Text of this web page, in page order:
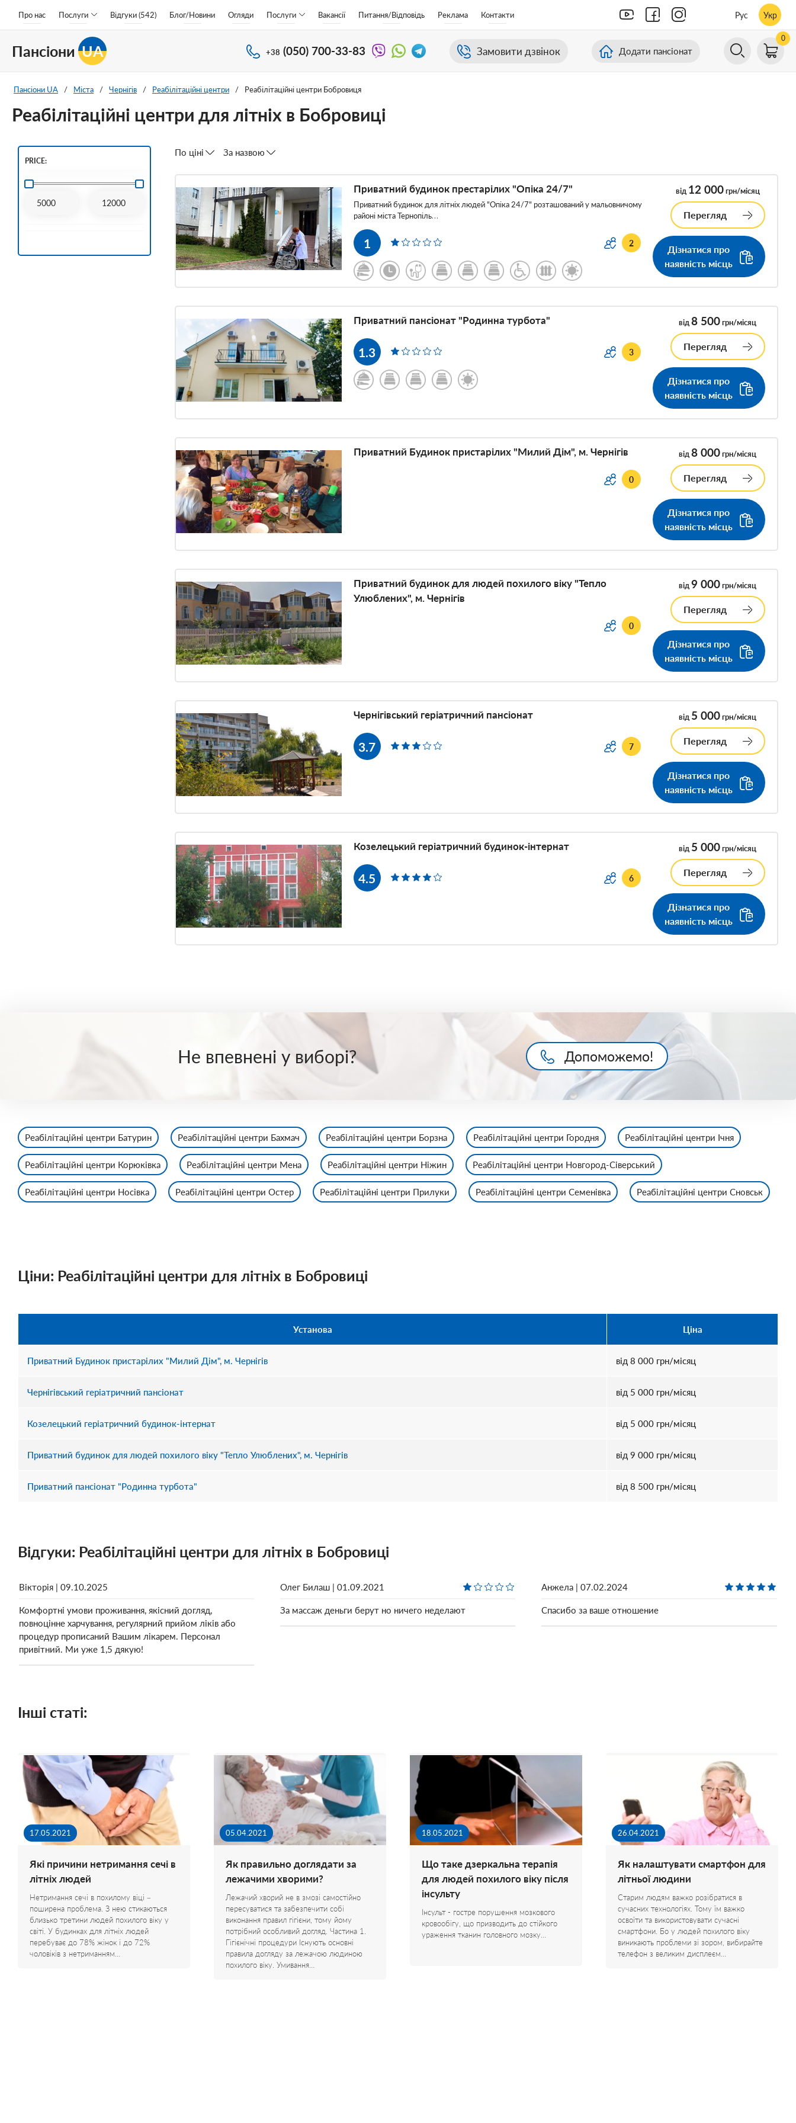
Про нас Послуги Відгуки (542) Блог/Новини Огляди Послуги Вакансії Питання/Відповідь Реклама Контакти Рус Укр
Пансіони UA +38 (050) 700-33-83 Замовити дзвінок Додати пансіонат
0
Пансіони UA / Міста / Чернігів / Реабілітаційні центри / Реабілітаційні центри Бобровиця
Реабілітаційні центри для літніх в Бобровиці
PRICE:
По ціні За назвою
Приватний будинок престарілих "Опіка 24/7"
Приватний будинок для літніх людей "Опіка 24/7" розташований у мальовничому
районі міста Тернопіль…
1 2
від 12 000грн/місяц
Перегляд
Дізнатися про
наявність місць
Приватний пансіонат "Родинна турбота"
1.3 3
від8 500грн/місяц
Перегляд
Дізнатися про
наявність місць
Приватний Будинок пристарілих "Милий Дім", м. Чернігів
0
від8 000грн/місяц
Перегляд
Дізнатися про
наявність місць
Приватний будинок для людей похилого віку "Тепло
Улюблених", м. Чернігів
0
від9 000грн/місяц
Перегляд
Дізнатися про
наявність місць
Чернігівський геріатричний пансіонат
3.7 7
від 5 000грн/місяц
Перегляд
Дізнатися про
наявність місць
Козелецький геріатричний будинок-інтернат
4.5 6
від 5 000грн/місяц
Перегляд
Дізнатися про
наявність місць
Не впевнені у виборі? Допоможемо!
Реабілітаційні центри Батурин Реабілітаційні центри Бахмач Реабілітаційні центри Борзна Реабілітаційні центри Городня Реабілітаційні центри Ічня
Реабілітаційні центри Корюківка Реабілітаційні центри Мена Реабілітаційні центри Ніжин Реабілітаційні центри Новгород-Сіверський
Реабілітаційні центри Носівка Реабілітаційні центри Остер Реабілітаційні центри Прилуки Реабілітаційні центри Семенівка Реабілітаційні центри Сновськ
Ціни: Реабілітаційні центри для літніх в Бобровиці
Установа Ціна
Приватний Будинок пристарілих "Милий Дім", м. Чернігів від 8 000 грн/місяц
Чернігівський геріатричний пансіонат від 5 000 грн/місяц
Козелецький геріатричний будинок-інтернат від 5 000 грн/місяц
Приватний будинок для людей похилого віку "Тепло Улюблених", м. Чернігів від 9 000 грн/місяц
Приватний пансіонат "Родинна турбота" від 8 500 грн/місяц
Відгуки: Реабілітаційні центри для літніх в Бобровиці
Вікторія | 09.10.2025
Комфортні умови проживання, якісний догляд,
повноцінне харчування, регулярний прийом ліків або
процедур прописаний Вашим лікарем. Персонал
привітний. Ми уже 1,5 дякую!
Олег Билаш | 01.09.2021
За массаж деньги берут но ничего неделают
Анжела | 07.02.2024
Спасибо за ваше отношение
Інші статі:
17.05.2021
Які причини нетримання сечі в
літніх людей
Нетримання сечі в похилому віці –
поширена проблема. З нею стикаються
близько третини людей похилого віку у
світі. У будинках для літніх людей
перебуває до 78% жінок і до 72%
чоловіків з нетриманням…
05.04.2021
Як правильно доглядати за
лежачими хворими?
Лежачий хворий не в змозі самостійно
пересуватися та забезпечити собі
виконання правил гігієни, тому йому
потрібний особливий догляд. Частина 1.
Гігієнічні процедури Існують основні
правила догляду за лежачою людиною
похилого віку. Умивання…
18.05.2021
Що таке дзеркальна терапія
для людей похилого віку після
інсульту
Інсульт - гостре порушення мозкового
кровообігу, що призводить до стійкого
ураження тканин головного мозку…
26.04.2021
Як налаштувати смартфон для
літньої людини
Старим людям важко розібратися в
сучасних технологіях. Тому їм важко
освоїти та використовувати сучасні
смартфони. Бо у людей похилого віку
виникають проблеми зі зором, вибирайте
телефон з великим дисплеєм…